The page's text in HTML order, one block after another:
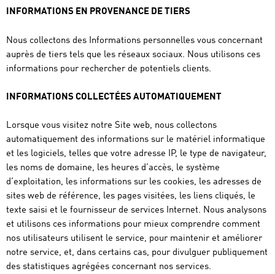
INFORMATIONS EN PROVENANCE DE TIERS
Nous collectons des Informations personnelles vous concernant
auprès de tiers tels que les réseaux sociaux. Nous utilisons ces
informations pour rechercher de potentiels clients.
INFORMATIONS COLLECTÉES AUTOMATIQUEMENT
Lorsque vous visitez notre Site web, nous collectons
automatiquement des informations sur le matériel informatique
et les logiciels, telles que votre adresse IP, le type de navigateur,
les noms de domaine, les heures d’accès, le système
d’exploitation, les informations sur les cookies, les adresses de
sites web de référence, les pages visitées, les liens cliqués, le
texte saisi et le fournisseur de services Internet. Nous analysons
et utilisons ces informations pour mieux comprendre comment
nos utilisateurs utilisent le service, pour maintenir et améliorer
notre service, et, dans certains cas, pour divulguer publiquement
des statistiques agrégées concernant nos services.